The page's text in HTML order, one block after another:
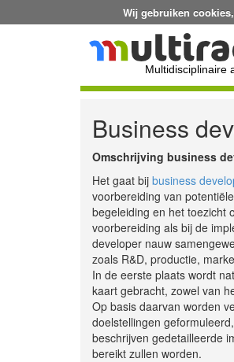
Wij gebruiken
Multidisciplinaire
Business
Omschrijving business
Het gaat bij business
voorbereiding van
begeleiding en het toezicht
voorbereiding als bij de
developer nauw
zoals R&D, productie,
In de eerste plaats wordt
kaart gebracht, zowel van
Op basis daarvan worden
doelstellingen
beschrijven gedetailleerde
bereikt zullen worden.